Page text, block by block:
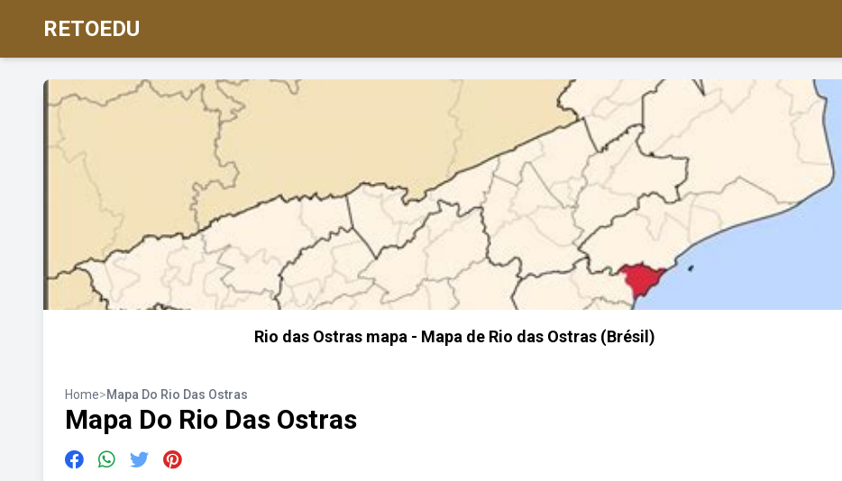
RETOEDU
Rio das Ostras mapa - Mapa de Rio das Ostras (Brésil)
Home>Mapa Do Rio Das Ostras
Mapa Do Rio Das Ostras